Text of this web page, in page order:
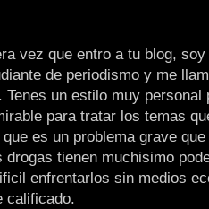
vez que entro a tu blog,
de periodismo y me
Tenes un estilo muy personal
para tratar los temas
es un problema grave
drogas tienen muchisimo
enfrentarlos sin medios
calificado.